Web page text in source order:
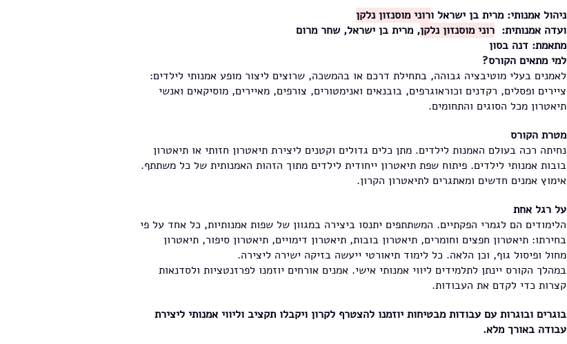
ניהול אמנותי: מרית בן ישראל ורוני מוסנזון נלקן
ועדה אמנותית: רוני מוסנזון נלקן, מרית בן ישראל, שחר מרום
מתאמת: דנה בסון
למי מתאים הקורס?
לאמנים בעלי מוטיבציה גבוהה, בתחילת דרכם או בהמשכה, שרוצים ליצור מופע אמנותי לילדים:
ציירים ופסלים, רקדנים וכוראוגרפים, בובנאים ואנימטורים, צורפים, מאיירים, מוסיקאים ואנשי
תיאטרון מכל הסוגים והתחומים.
מטרת הקורס
נחיתה רכה בעולם האמנות לילדים. מתן כלים גדולים וקטנים ליצירת תיאטרון חזותי או תיאטרון
בובות אמנותי לילדים. פיתוח שפת תיאטרון ייחודית לילדים מתוך הזהות האמנותית של כל משתתף.
אימוץ אמנים חדשים ומאתגרים לתיאטרון הקרון.
על רגל אחת
הלימודים הם לגמרי הפקתיים. המשתתפים יתנסו ביצירה במגוון של שפות אמנותיות, כל אחד על פי
בחירתו: תיאטרון חפצים וחומרים, תיאטרון בובות, תיאטרון דימויים, תיאטרון סיפור, תיאטרון
מחול ופיסול גוף, וכן הלאה. כל לימוד תיאורטי ייעשה בזיקה ישירה ליצירה.
במהלך הקורס יינתן לתלמידים ליווי אמנותי אישי. אמנים אורחים יוזמנו לפרזנטציות ולסדנאות
קצרות כדי לקדם את העבודות.
בוגרים ובוגרות עם עבודות מבטיחות יוזמנו להצטרף לקרון ויקבלו תקציב וליווי אמנותי ליצירת
עבודה באורך מלא.